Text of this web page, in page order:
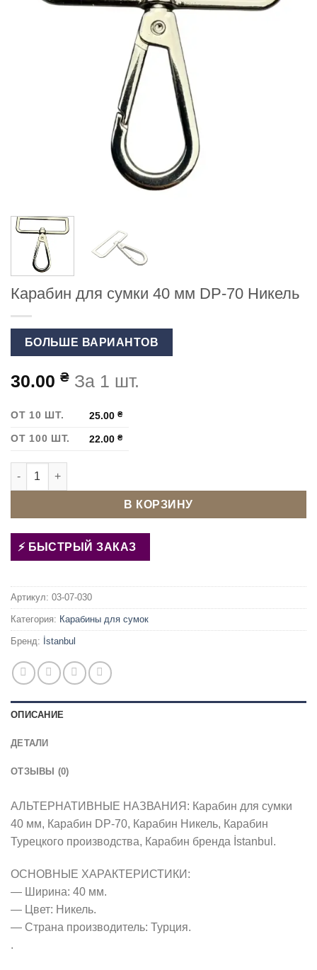
Карабин для сумки 40 мм DP-70 Никель
БОЛЬШЕ ВАРИАНТОВ
30.00 ₴ За 1 шт.
ОТ 10 ШТ. 25.00₴
ОТ 100 ШТ. 22.00₴
Количество товара Карабин для сумки 40 мм DP-70 Никель
В КОРЗИНУ
БЫСТРЫЙ ЗАКАЗ
Артикул: 03-07-030
Категория: Карабины для сумок
Бренд: İstanbul
ОПИСАНИЕ
ДЕТАЛИ
ОТЗЫВЫ (0)
АЛЬТЕРНАТИВНЫЕ НАЗВАНИЯ: Карабин для сумки
40 мм, Карабин DP-70, Карабин Никель, Карабин
Турецкого производства, Карабин бренда İstanbul.
ОСНОВНЫЕ ХАРАКТЕРИСТИКИ:
— Ширина: 40 мм.
— Цвет: Никель.
— Страна производитель: Турция.
.